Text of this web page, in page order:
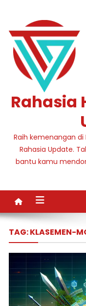
content
Rahasia
Raih kemenangan di
Rahasia Update.
bantu kamu
TAG:KLASEMEN-